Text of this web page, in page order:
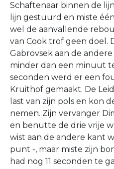
Schaftenaar binnen de
lijn gestuurd en miste
wel de aanvallende
van Cook trof geen doel.
Gabrovsek aan de
minder dan een minuut
seconden werd er een
Kruithof gemaakt. De
last van zijn pols en kon
nemen. Zijn vervanger
en benutte de drie vrije
wist aan de andere kant
punt -, maar miste zijn
had nog 11 seconden te